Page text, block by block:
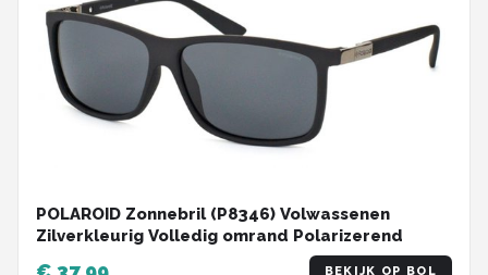
POLAROID Zonnebril (P8346) Volwassenen
Zilverkleurig Volledig omrand Polarizerend
BEKIJK OP BOL